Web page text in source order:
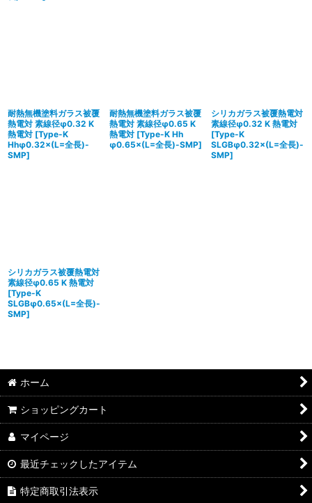
耐熱無機塗料ガラス被覆
熱電対 素線径φ0.32 K
熱電対 [Type-K
Hhφ0.32×(L=全⾧)-
SMP]
耐熱無機塗料ガラス被覆
熱電対 素線径φ0.65 K
熱電対 [Type-K Hh
φ0.65×(L=全⾧)-SMP]
シリカガラス被覆熱電対
素線径φ0.32 K 熱電対
[Type-K
SLGBφ0.32×(L=全⾧)-
SMP]
シリカガラス被覆熱電対
素線径φ0.65 K 熱電対
[Type-K
SLGBφ0.65×(L=全⾧)-
SMP]
ホーム
ショッピングカート
マイページ
最近チェックしたアイテム
特定商取引法表示